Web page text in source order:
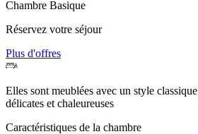
Chambre Basique
Réservez votre séjour
Plus d'offres
Elles sont meublées avec un style classique
délicates et chaleureuses
Caractéristiques de la chambre